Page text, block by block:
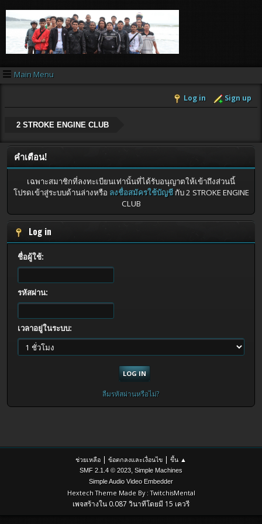
Main Menu
Log in Sign up
2 STROKE ENGINE CLUB
คำเตือน!
เฉพาะสมาชิกที่ลงทะเบียนเท่านั้นที่ได้รับอนุญาตให้เข้าถึงส่วนนี้
โปรดเข้าสู่ระบบด้านล่างหรือ ลงชื่อสมัครใช้บัญชีกับ 2 STROKE ENGINE
CLUB
Log in
ชื่อผู้ใช้:
รหัสผ่าน:
เวลาอยู่ในระบบ:
ลืมรหัสผ่านหรือไม่?
ช่วยเหลือ ข้อตกลงและเงื่อนไข ขึ้น ▲
SMF 2.1.4 © 2023, Simple Machines
Simple Audio Video Embedder
Hextech Theme Made By : TwitchisMental
เพจสร้างใน 0.087 วินาทีโดยมี 15 เควรี